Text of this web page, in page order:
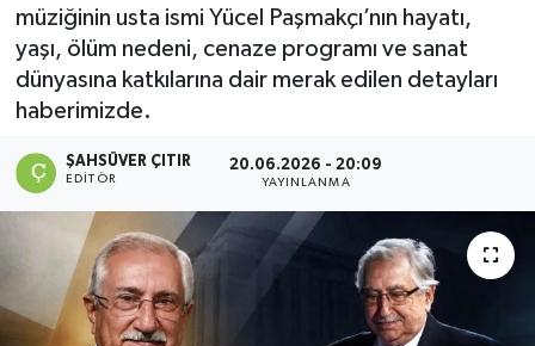
müziğinin usta ismi Yücel Paşmakçı’nın hayatı,
yaşı, ölüm nedeni, cenaze programı ve sanat
dünyasına katkılarına dair merak edilen detayları
haberimizde.
ŞAHSÜVER ÇITIR
EDITÖR
20.06.2026 - 20:09
YAYINLANMA
KARABÜK
KASTAMONU